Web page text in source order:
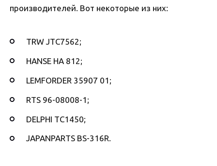
производителей. Вот некоторые из них:
TRW JTC7562;
HANSE HA 812;
LEMFORDER 35907 01;
RTS 96-08008-1;
DELPHI TC1450;
JAPANPARTS BS-316R.